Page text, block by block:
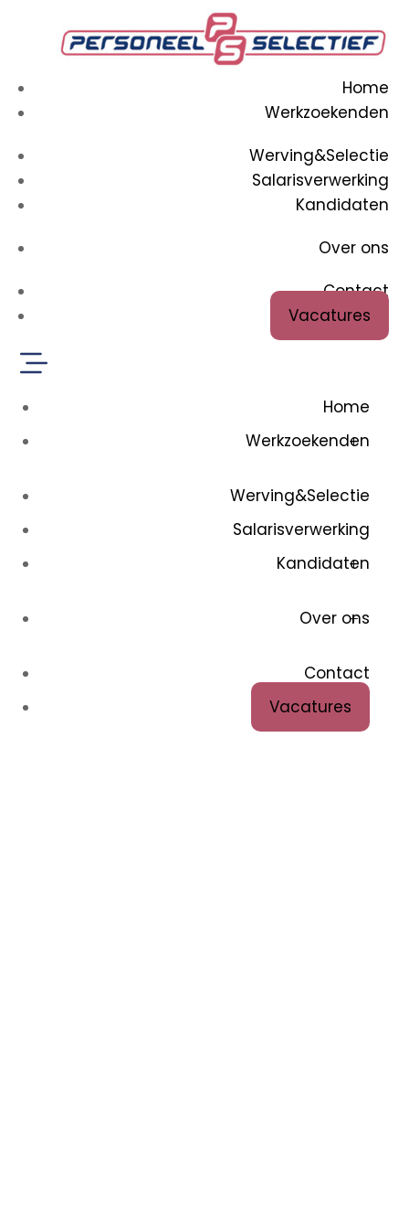
Home
Werkzoekenden
Werving&Selectie
Salarisverwerking
Kandidaten
Over ons
Contact
Vacatures
Home
Werkzoekenden
Werving&Selectie
Salarisverwerking
Kandidaten
Over ons
Contact
Vacatures